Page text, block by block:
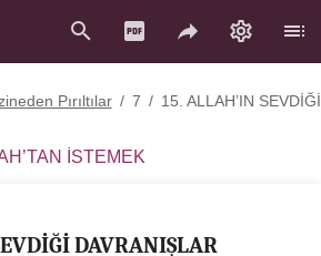
Pırıltılar / 7 / 15. ALLAH’IN
İSTEMEK
DAVRANIŞLAR